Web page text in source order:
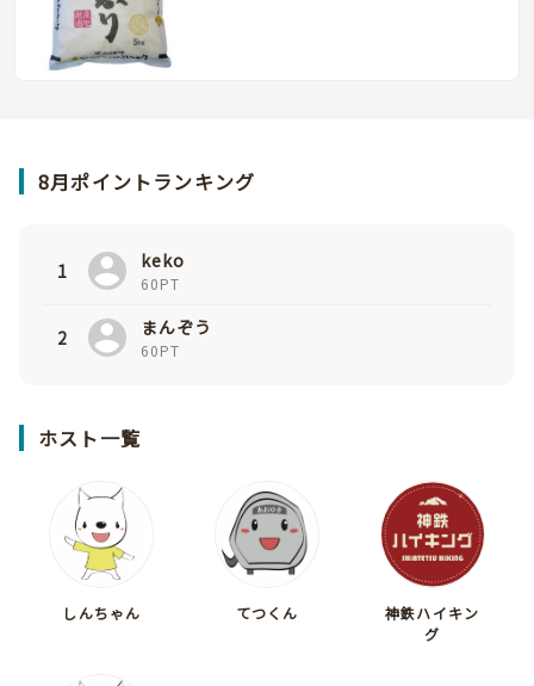
8月ポイントランキング
1 keko
60PT
2 まんぞう
60PT
ホスト一覧
しんちゃん てつくん
神鉄ハイキン
グ